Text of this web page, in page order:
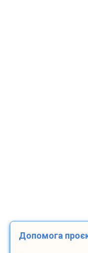
Допомога